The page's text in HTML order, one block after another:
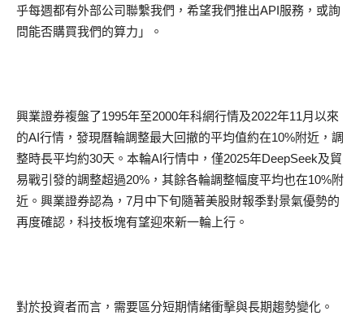
乎每週都有外部公司聯繫我們，希望我們推出API服務，或詢
問能否購買我們的算力 」 。
興業證券複盤了1995年至2000年科網行情及2022年11月以來
的AI行情，發現曆輪調整最大回撤的平均值約在10%附近，調
整時長平均約30天。本輪AI行情中，僅2025年DeepSeek及貿
易戰引發的調整超過20% ，其餘各輪調整幅度平均也在10%附
近。興業證券認為， 7月中下旬隨著美股財報季對景氣優勢的
再度確認，科技板塊有望迎來新一輪上行。
對於投資者而言，需要區分短期情緒衝擊與長期趨勢變化。